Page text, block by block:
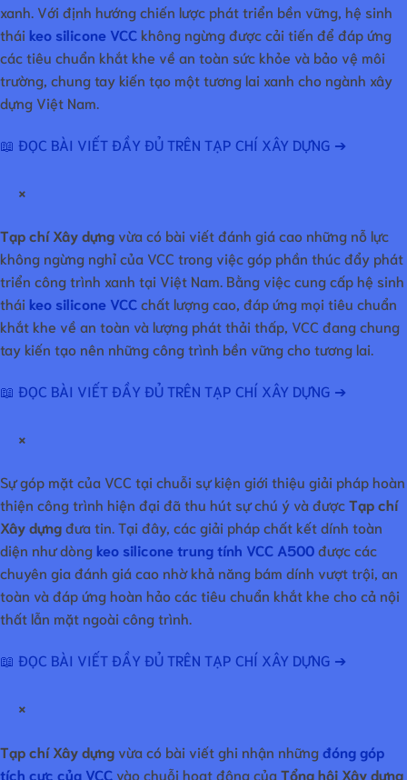
xanh. Với định hướng chiến lược phát triển bền vững, hệ sinh
thái keo silicone VCC không ngừng được cải tiến để đáp ứng
các tiêu chuẩn khắt khe về an toàn sức khỏe và bảo vệ môi
trường, chung tay kiến tạo một tương lai xanh cho ngành xây
dựng Việt Nam.
📖 ĐỌC BÀI VIẾT ĐẦY ĐỦ TRÊN TẠP CHÍ XÂY DỰNG ➔
×
Tạp chí Xây dựngvừa có bài viết đánh giá cao những nỗ lực
không ngừng nghỉ của VCC trong việc góp phần thúc đẩy phát
triển công trình xanh tại Việt Nam. Bằng việc cung cấp hệ sinh
thái keo silicone VCCchất lượng cao, đáp ứng mọi tiêu chuẩn
khắt khe về an toàn và lượng phát thải thấp, VCC đang chung
tay kiến tạo nên những công trình bền vững cho tương lai.
📖 ĐỌC BÀI VIẾT ĐẦY ĐỦ TRÊN TẠP CHÍ XÂY DỰNG ➔
×
Sự góp mặt của VCC tại chuỗi sự kiện giới thiệu giải pháp hoàn
thiện công trình hiện đại đã thu hút sự chú ý và đượcTạp chí
Xây dựngđưa tin. Tại đây, các giải pháp chất kết dính toàn
diện như dòng keo silicone trung tính VCC A500được các
chuyên gia đánh giá cao nhờ khả năng bám dính vượt trội, an
toàn và đáp ứng hoàn hảo các tiêu chuẩn khắt khe cho cả nội
thất lẫn mặt ngoài công trình.
📖 ĐỌC BÀI VIẾT ĐẦY ĐỦ TRÊN TẠP CHÍ XÂY DỰNG ➔
×
Tạp chí Xây dựngvừa có bài viết ghi nhận nhữngđóng góp
tích cực của VCC vào chuỗi hoạt động của Tổng hội Xây dựng